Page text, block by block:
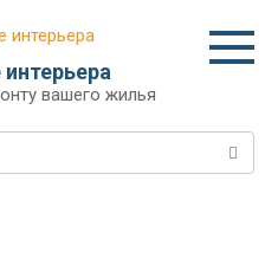
вашего жилья